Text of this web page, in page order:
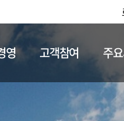
채용정보
영 고객참여 주